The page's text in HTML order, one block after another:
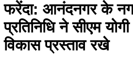
फरेंदा: आनंदनगर के
प्रतिनिधि ने सीएम
विकास प्रस्ताव रखे